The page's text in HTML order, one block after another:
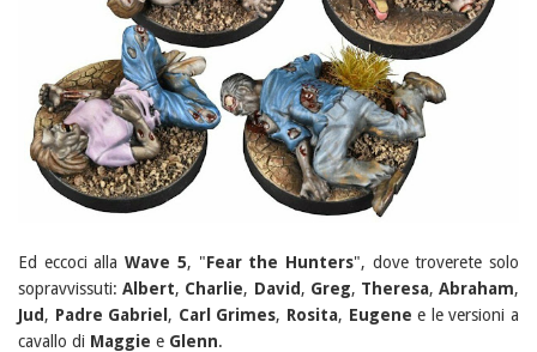
Ed eccoci allaWave 5, "Fear the Hunters", dove troverete solo
sopravvissuti:Albert, Charlie, David , Greg, Theresa,Abraham,
Jud , Padre Gabriel , Carl Grimes, Rosita, Eugene e le versioni a
cavallo di Maggie e Glenn.